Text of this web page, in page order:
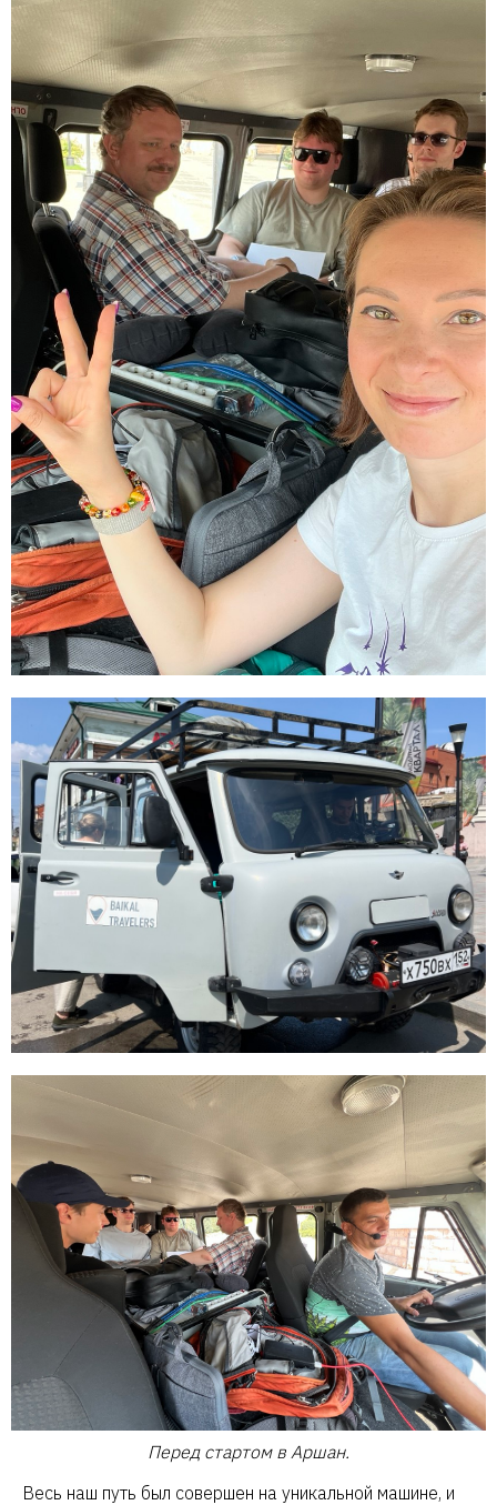
Перед стартом в Аршан.
Весь наш путь был совершен на уникальной машине, и